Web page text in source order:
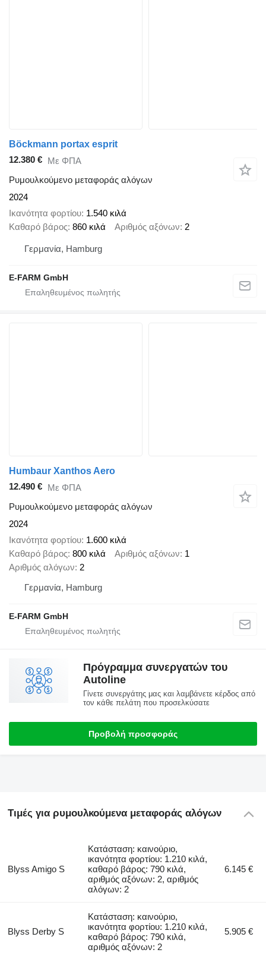
Böckmann portax esprit
12.380 € Με ΦΠΑ
Ρυμουλκούμενο μεταφοράς αλόγων
2024
Ικανότητα φορτίου 1.540 κιλά
Καθαρό βάρος 860 κιλά Αριθμός αξόνων 2
Γερμανία, Hamburg
E-FARM GmbH
Humbaur Xanthos Aero
12.490 € Με ΦΠΑ
Ρυμουλκούμενο μεταφοράς αλόγων
2024
Ικανότητα φορτίου 1.600 κιλά
Καθαρό βάρος 800 κιλά Αριθμός αξόνων 1
Αριθμός αλόγων 2
Γερμανία, Hamburg
E-FARM GmbH
Πρόγραμμα συνεργατών του
Autoline
Γίνετε συνεργάτης μας και λαμβάνετε κέρδος από
τον κάθε πελάτη που προσελκύσατε
Προβολή προσφοράς
Τιμές για ρυμουλκούμενα μεταφοράς αλόγων
Blyss Amigo S
Κατάσταση: καινούριο,
ικανότητα φορτίου: 1.210 κιλά,
καθαρό βάρος: 790 κιλά,
αριθμός αξόνων: 2, αριθμός
αλόγων: 2
6.145 €
Blyss Derby S
Κατάσταση: καινούριο,
ικανότητα φορτίου: 1.210 κιλά,
καθαρό βάρος: 790 κιλά,
αριθμός αξόνων: 2
5.905 €